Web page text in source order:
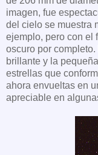
imagen, fue
del cielo se muestra
ejemplo, pero con el
oscuro por
brillante y la
estrellas que
ahora envueltas en
apreciable en